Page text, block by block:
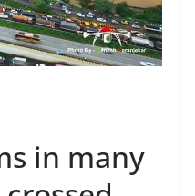
in many